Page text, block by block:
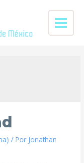
/ Por Jonathan